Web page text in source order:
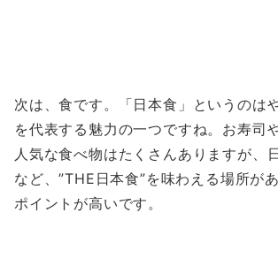
次は、食です。「日本食」というのは
を代表する魅力の一つですね。お寿司
人気な食べ物はたくさんありますが、
など、”THE日本食”を味わえる場所が
ポイントが高いです。